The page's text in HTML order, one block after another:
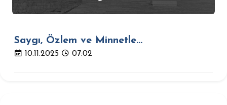
Saygı, Özlem ve Minnetle...
10.11.2025 07:02